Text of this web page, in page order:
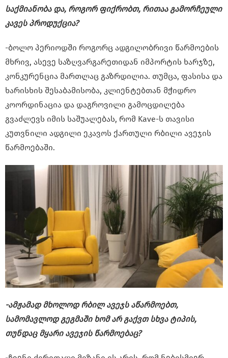
საქმიანობა და, როგორ ფიქრობთ, რითაა გამორჩეული
კავეს პროდუქცია?
-ბოლო პერიოდში როგორც ადგილობრივი წარმოების
მხრივ, ასევე საზღვარგარეთიდან იმპორტის ხარჯზე,
კონკურენცია მართლაც გაზრდილია. თუმცა, ფასისა და
ხარისხის შესაბამისობა, კლიენტებთან მჭიდრო
კოორდინაცია და დაგროვილი გამოცდილება
გვაძლევს იმის საშუალებას, რომ Kave-ს თავისი
კუთვნილი ადგილი ეკავოს ქართული რბილი ავეჯის
წარმოებაში.
-ამჟამად მხოლოდ რბილ ავეჯს აწარმოებთ,
სამომავლოდ გეგმაში ხომ არ გაქვთ სხვა ტიპის,
თუნდაც მყარი ავეჯის წარმოებაც?